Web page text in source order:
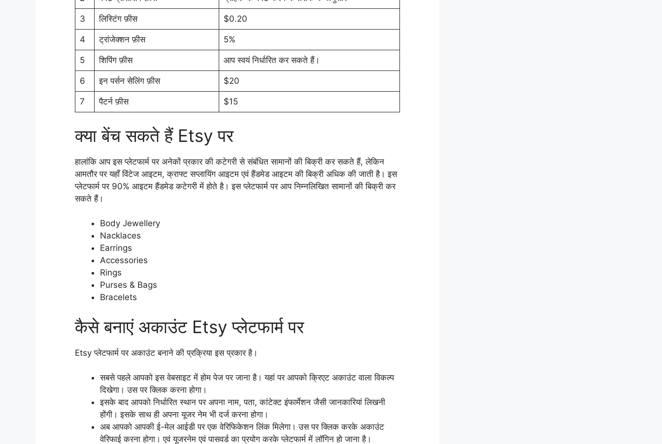
3 लिस्टिंग फ़ीस $0.20
4 ट्रांजेक्शन फ़ीस 5%
5 शिपिंग फ़ीस आप स्वयं निर्धारित कर सकते हैं।
6 इन पर्सन सेलिंग फ़ीस $20
7 पैटर्न फ़ीस $15
क्या बेंच सकते हैं Etsy पर
हालांकि आप इस प्लेटफार्म पर अनेकों प्रकार की कटेगरी से संबंधित सामानों की बिक्री कर सकते हैं, लेकिन
आमतौर पर यहाँ विंटेज आइटम, क्राफ्ट सप्लायिंग आइटम एवं हैंडमेड आइटम की बिक्री अधिक की जाती है। इस
प्लेटफार्म पर 90% आइटम हैंडमेड कटेगरी में होते है। इस प्लेटफार्म पर आप निम्नलिखित सामानों की बिक्री कर
सकते हैं।
Body Jewellery
Nacklaces
Earrings
Accessories
Rings
Purses & Bags
Bracelets
कैसे बनाएं अकाउंट Etsy प्लेटफार्म पर
Etsy प्लेटफार्म पर अकाउंट बनाने की प्रक्रिया इस प्रकार है।
सबसे पहले आपको इस वेबसाइट में होम पेज पर जाना है। यहां पर आपको क्रिएट अकाउंट वाला विकल्प
दिखेगा। उस पर क्लिक करना होगा।
इसके बाद आपको निर्धारित स्थान पर अपना नाम, पता, कांटेक्ट इंफार्मेशन जैसी जानकारियां लिखनी
होंगी। इसके साथ ही अपना यूजर नेम भी दर्ज करना होगा।
अब आपको आपकी ई-मेल आईडी पर एक वेरिफिकेशन लिंक मिलेगा। उस पर क्लिक करके अकाउंट
वेरिफाई करना होगा। एवं यूजरनेम एवं पासवर्ड का प्रयोग करके प्लेटफार्म में लॉगिन हो जाना है।